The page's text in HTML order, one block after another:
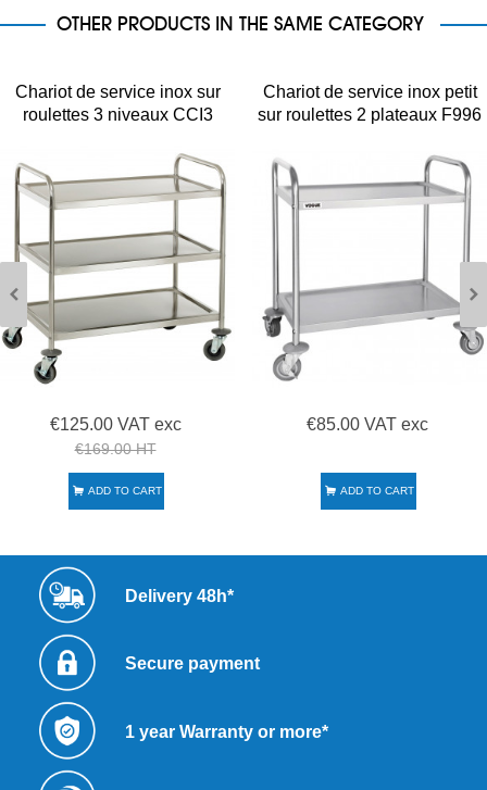
OTHER PRODUCTS IN THE SAME CATEGORY
Chariot de service inox sur
roulettes 3 niveaux CCI3
€125.00 VAT exc
€169.00 HT
ADD TO CART
Chariot de service inox petit
sur roulettes 2 plateaux F996
€85.00 VAT exc
ADD TO CART
Delivery 48h*
Secure payment
1 year Warranty or more*